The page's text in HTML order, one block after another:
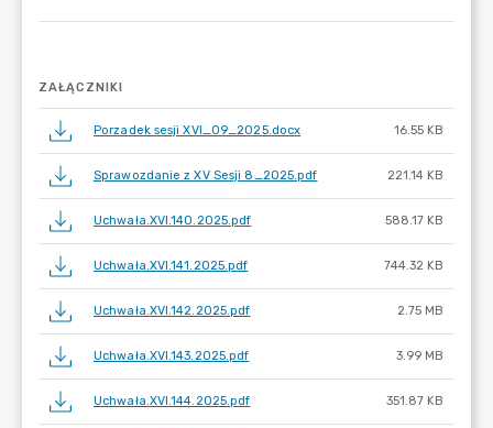
ZAŁĄCZNIKI
Porzadek sesji XVI_09_2025.docx 16.55 KB
Sprawozdanie z XV Sesji 8_2025.pdf 221.14 KB
Uchwała.XVI.140.2025.pdf 588.17 KB
Uchwała.XVI.141.2025.pdf 744.32 KB
Uchwała.XVI.142.2025.pdf 2.75 MB
Uchwała.XVI.143.2025.pdf 3.99 MB
Uchwała.XVI.144.2025.pdf 351.87 KB